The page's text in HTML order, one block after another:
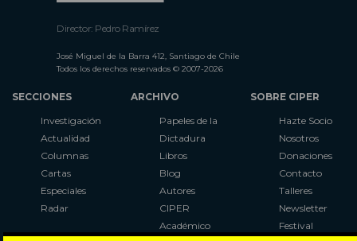
Director: Pedro Ramírez
José Miguel de la Barra 412, Santiago de Chile
Todos los derechos reservados © 2007-2026
SECCIONES
Investigación
Actualidad
Columnas
Cartas
Especiales
Radar
ARCHIVO
Papeles de la
Dictadura
Libros
Blog
Autores
CIPER
Académico
SOBRE CIPER
Hazte Socio
Nosotros
Donaciones
Contacto
Talleres
Newsletter
Festival